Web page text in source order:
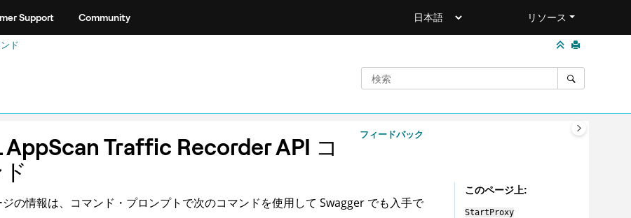
Support Community リソース
ド
フィードバック
AppScan Traffic RecorderAPI コ
ジの情報は、コマンド・プロンプトで次のコマンドを使用して Swagger でも入手で
このページ上
StartProxy